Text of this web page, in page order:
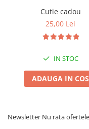
Cutie cadou
25,00 Lei
IN STOC
ADAUGA IN COS
Newsletter Nu rata